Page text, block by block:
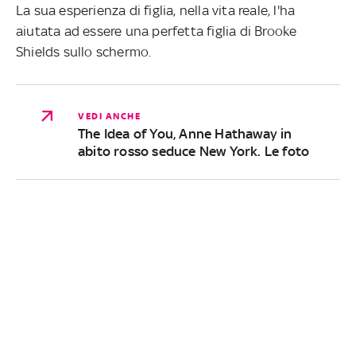
La sua esperienza di figlia, nella vita reale, l'ha
aiutata ad essere una perfetta figlia di Brooke
Shields sullo schermo.
VEDI ANCHE
The Idea of You, Anne Hathaway in
abito rosso seduce New York. Le foto